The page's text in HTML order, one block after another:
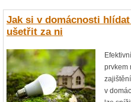
Jak si v domácnosti
ušetřit za ni
prvkem
v